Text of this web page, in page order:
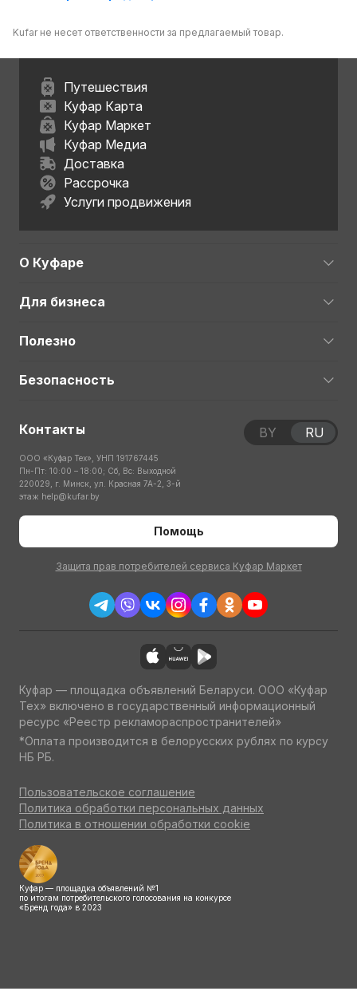
Kufar не несет ответственности за предлагаемый товар.
Путешествия
Куфар Карта
Куфар Маркет
Куфар Медиа
Доставка
Рассрочка
Услуги продвижения
О Куфаре
Для бизнеса
Полезно
Безопасность
Контакты
ООО «Куфар Тех», УНП 191767445
Пн-Пт: 10:00 – 18:00; Сб, Вс: Выходной
220029, г. Минск, ул. Красная 7А-2, 3-й
этаж help@kufar.by
Помощь
Защита прав потребителей сервиса Куфар Маркет
BY RU
Куфар — площадка объявлений Беларуси. ООО «Куфар
Тех» включено в государственный информационный
ресурс «Реестр рекламораспространителей»
*Оплата производится в белорусских рублях по курсу
НБ РБ.
Пользовательское соглашение
Политика обработки персональных данных
Политика в отношении обработки cookie
Куфар — площадка объявлений №1
по итогам потребительского голосования на конкурсе
«Бренд года» в 2023